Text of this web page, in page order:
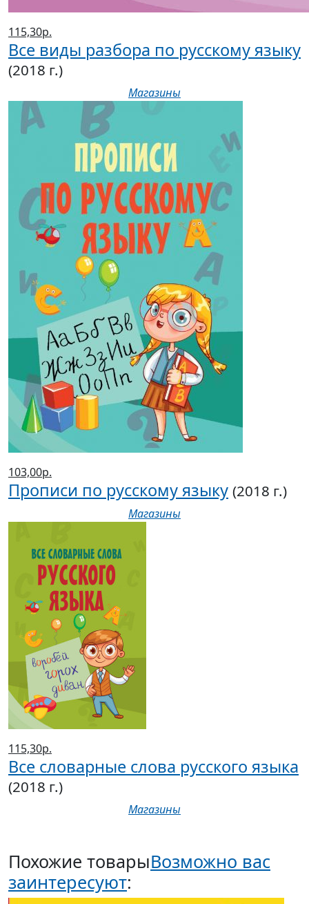
115,30р.
Все виды разбора по русскому языку
(2018 г.)
Магазины
103,00р.
Прописи по русскому языку (2018 г.)
Магазины
115,30р.
Все словарные слова русского языка
(2018 г.)
Магазины
Похожие товарыВозможно вас
заинтересуют: